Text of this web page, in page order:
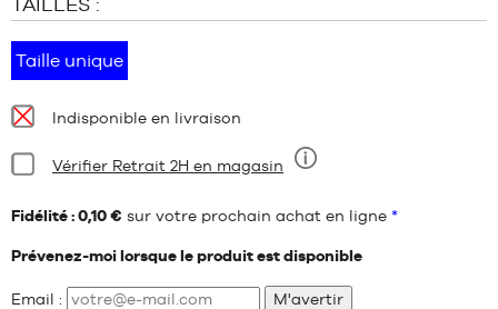
Taille unique
Disponibilité
:
Indisponible en livraison
Condition:
Neuf
Vérifier Retrait 2H en magasin
Fidélité : 0,10 € sur votre prochain achat en ligne *
Prévenez-moi lorsque le produit est disponible
Email : M'avertir